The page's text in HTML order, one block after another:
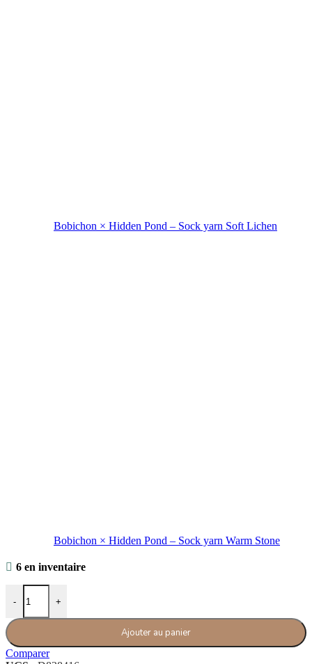
Bobichon × Hidden Pond – Sock yarn Soft Lichen
Bobichon × Hidden Pond – Sock yarn Warm Stone
6 en inventaire
-
quantité de Bobichon × Hidden Pond - Sock yarn Evergreen
+
Ajouter au panier
Comparer